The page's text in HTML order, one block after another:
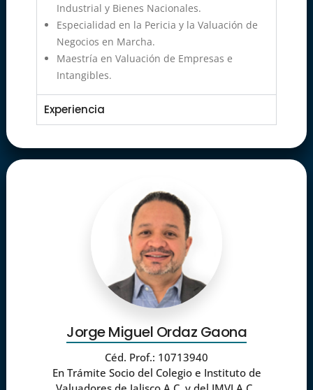
Industrial y Bienes Nacionales.
Especialidad en la Pericia y la Valuación de
Negocios en Marcha.
Maestría en Valuación de Empresas e
Intangibles.
Experiencia
Jorge Miguel Ordaz Gaona
Céd. Prof.: 10713940
En Trámite Socio del Colegio e Instituto de